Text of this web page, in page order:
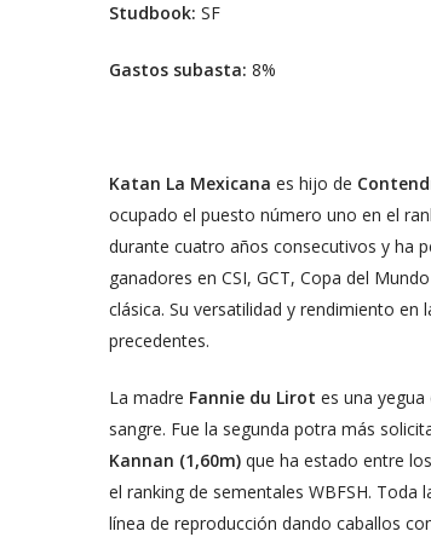
Studbook:SF
Gastos subasta:8%
Katan La Mexicanaes hijo de
ocupado el puesto número uno en el
durante cuatro años consecutivos y ha
ganadores en CSI, GCT, Copa del
clásica. Su versatilidad y rendimiento
precedentes.
La madre Fannie du Lirotes una
sangre. Fue la segunda potra más
Kannan (1,60m)que ha estado entre
el ranking de sementales WBFSH. Toda
línea de reproducción dando caballos